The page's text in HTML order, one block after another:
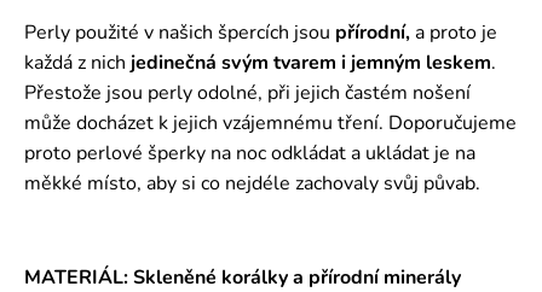
Perly použité v našich špercích jsou přírodní,a proto je
každá z nich jedinečná svým tvarem i jemným leskem.
Přestože jsou perly odolné, při jejich častém nošení
může docházet k jejich vzájemnému tření. Doporučujeme
proto perlové šperky na noc odkládat a ukládat je na
měkké místo, aby si co nejdéle zachovaly svůj půvab.
MATERIÁL: Skleněné korálky a přírodní minerály